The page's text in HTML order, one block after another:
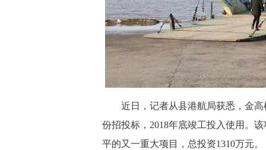
近日，记者从县港航局获悉，金高
份招投标，2018年底竣工投入使用。
平的又一重大项目，总投资1310万元。